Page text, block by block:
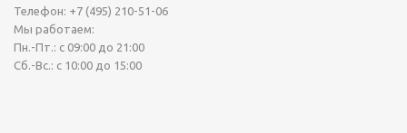
Телефон: +7 (495) 210-51-06
Мы работаем:
Пн.-Пт.: с 09:00 до 21:00
Сб.-Вс.: с 10:00 до 15:00